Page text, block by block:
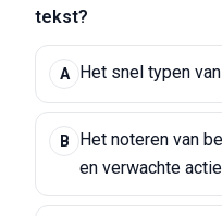
tekst?
A Het snel typen
B
Het noteren van
en verwachte